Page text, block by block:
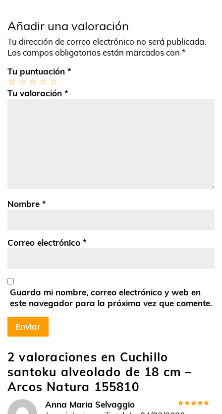
2 valoraciones en Cuchillo
santoku alveolado de 18 cm –
Arcos Natura 155810
Valorado
Anna Maria Selvaggio
Añadir una valoración
Tu dirección de correo electrónico no será publicada.
Los campos obligatorios están marcados con *
Tu puntuación *
Tu valoración *
Nombre *
Correo electrónico *
Guarda mi nombre, correo electrónico y web en
este navegador para la próxima vez que comente.